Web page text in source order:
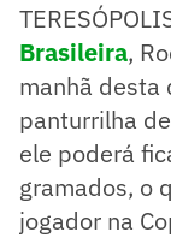
Brasileira,
manhã desta
panturrilha de
ele poderá
gramados, o
jogador na